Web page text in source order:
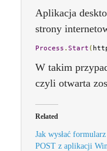
Aplikacja
strony
Process . Start (
W takim
czyli otwarta
Related
Jak wysłać
POST z aplikacji